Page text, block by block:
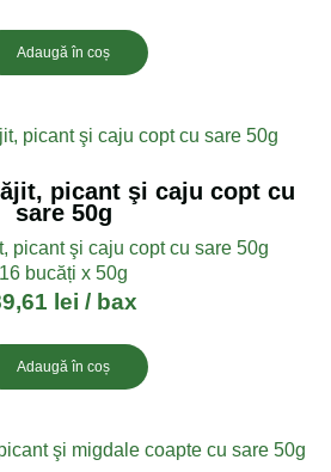
Adaugă în coș
picant şi caju copt cu
sare 50g
picant şi caju copt cu sare 50g
16 bucăți x 50g
lei / bax
Adaugă în coș